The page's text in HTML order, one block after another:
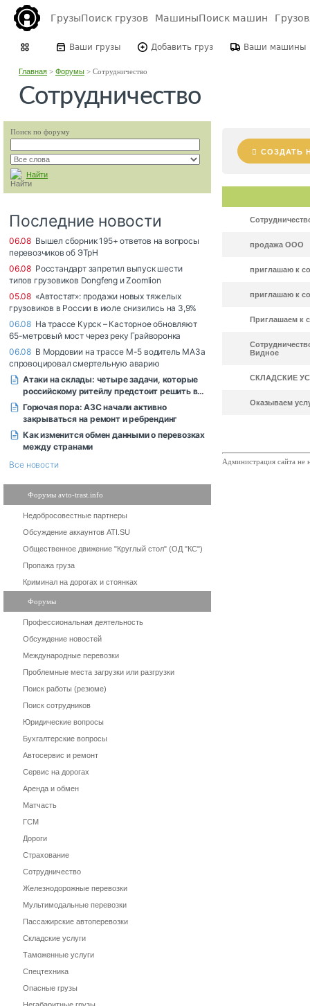
ГрузыПоиск грузов МашиныПоиск машин
Ваши грузы Добавить груз Ваши машины
Сотрудничество
Главная > Форумы > Сотрудничество
Поиск по форуму
Найти
Форумы avto-trast.info
Недобросовестные партнеры
Обсуждение аккаунтов ATI.SU
Общественное движение "Круглый стол" (ОД "КС")
Пропажа груза
Криминал на дорогах и стоянках
Форумы
Профессиональная деятельность
Обсуждение новостей
Международные перевозки
Проблемные места загрузки или разгрузки
Поиск работы (резюме)
Поиск сотрудников
Юридические вопросы
Бухгалтерские вопросы
Автосервис и ремонт
Сервис на дорогах
Аренда и обмен
Матчасть
ГСМ
Дороги
Страхование
Сотрудничество
Железнодорожные перевозки
Мультимодальные перевозки
Пассажирские автоперевозки
Складские услуги
Таможенные услуги
Спецтехника
Опасные грузы
СОЗДАТЬ
продажа ООО
приглашаю к
приглашаю к
Приглашаем к
Видное
СКЛАДСКИЕ
Оказываем
Администрация сайта не